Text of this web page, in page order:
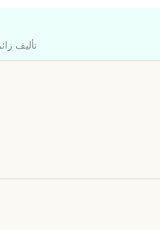
تأليف زائر